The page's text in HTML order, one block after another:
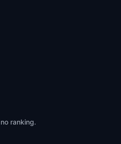
ranking.